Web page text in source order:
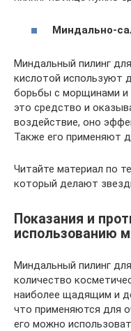
Миндально-
Миндальный пилинг
кислотой используют
борьбы с морщинами
это средство и
воздействие, оно
Также его применяют
Читайте материал по
который делают
Показания и
использованию
Миндальный пилинг
количество
наиболее щадящим и
что применяются для
его можно